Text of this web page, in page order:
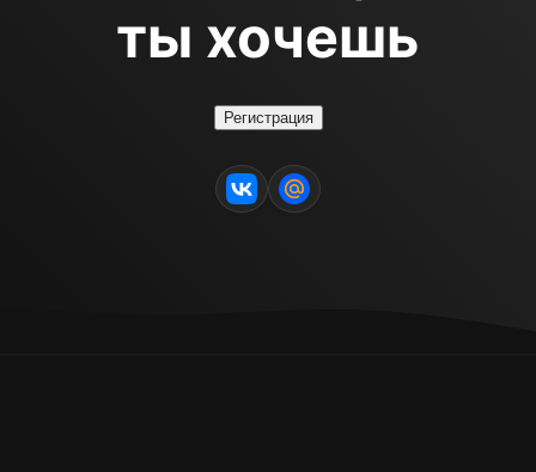
ты хочешь
Регистрация